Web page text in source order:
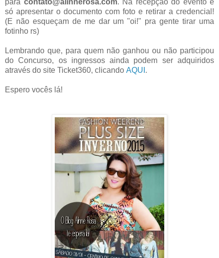
só apresentar o documento com foto e retirar a credencial!
(E não esqueçam de me dar um "oi!" pra gente tirar uma
fotinho rs)
Lembrando que, para quem não ganhou ou não participou
do Concurso, os ingressos ainda podem ser adquiridos
através do site Ticket360, clicando AQUI .
Espero vocês lá!